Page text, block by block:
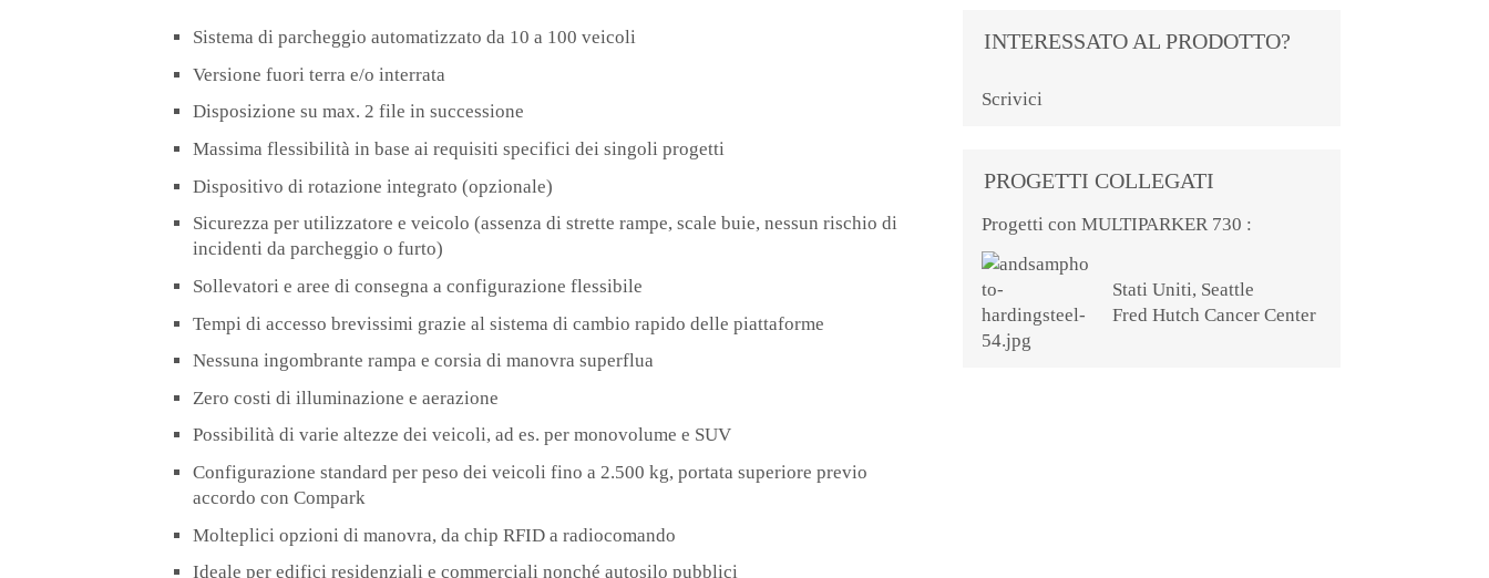
Sistema di parcheggio automatizzato da 10 a 100 veicoli
Versione fuori terra e/o interrata
Disposizione su max. 2 file in successione
Massima flessibilità in base ai requisiti specifici dei singoli progetti
Dispositivo di rotazione integrato (opzionale)
Sicurezza per utilizzatore e veicolo (assenza di strette rampe, scale buie, nessun rischio di
incidenti da parcheggio o furto)
Sollevatori e aree di consegna a configurazione flessibile
Tempi di accesso brevissimi grazie al sistema di cambio rapido delle piattaforme
Nessuna ingombrante rampa e corsia di manovra superflua
Zero costi di illuminazione e aerazione
Possibilità di varie altezze dei veicoli, ad es. per monovolume e SUV
Configurazione standard per peso dei veicoli fino a 2.500 kg, portata superiore previo
accordo con Compark
Molteplici opzioni di manovra, da chip RFID a radiocomando
Ideale per edifici residenziali e commerciali nonché autosilo pubblici
INTERESSATO AL PRODOTTO?
Scrivici
PROGETTI COLLEGATI
Progetti con MULTIPARKER 730 :
Stati Uniti, Seattle
Fred Hutch Cancer Center